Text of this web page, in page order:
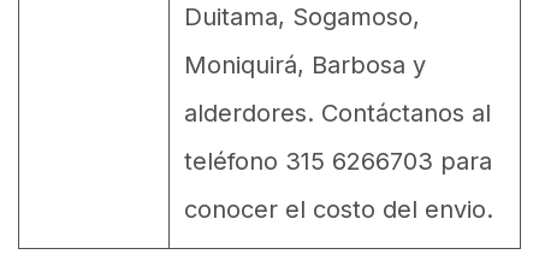
Duitama, Sogamoso,
Moniquirá, Barbosa y
alderdores. Contáctanos al
teléfono 315 6266703 para
conocer el costo del envio.